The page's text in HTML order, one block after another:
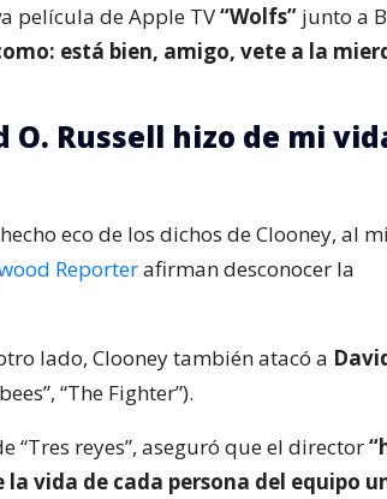
película de Apple TV“Wolfs” junto a
está bien, amigo, vete a la
O. Russell hizo de mi
eco de los dichos de Clooney, al
Reporterafirman desconocer la
lado, Clooney también atacó a
“The Fighter”).
reyes”, aseguró que el director
vida de cada persona del equipo